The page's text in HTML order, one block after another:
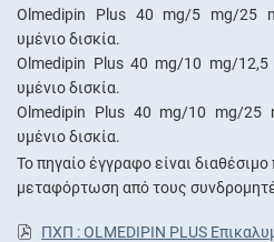
Olmedipin Plus 40 mg/5 mg/25
υμένιο δισκία.
Olmedipin Plus 40 mg/10 mg/12,5
υμένιο δισκία.
Olmedipin Plus 40 mg/10 mg/25
υμένιο δισκία.
Το πηγαίο έγγραφο είναι
μεταφόρτωση από τους
ΠΧΠ : OLMEDIPIN PLUS